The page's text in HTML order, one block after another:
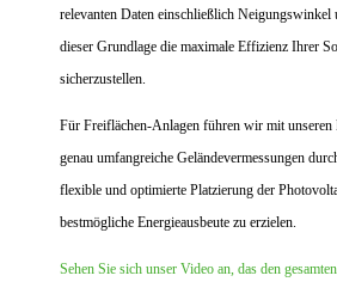
relevanten Daten einschließlich Neigungswinkel
dieser Grundlage die maximale Effizienz Ihrer
sicherzustellen.
Für Freiflächen-Anlagen führen wir mit unseren
genau umfangreiche Geländevermessungen
flexible und optimierte Platzierung der
bestmögliche Energieausbeute zu erzielen.
Sehen Sie sich unser Video an, das den